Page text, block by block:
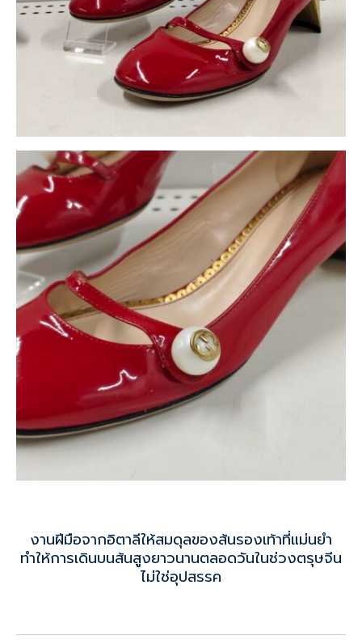
งานฝีมือจากอิตาลีให้สมดุลของส้นรองเท้าที่แม่นยำ
ทำให้การเดินบนส้นสูงยาวนานตลอดวันในช่วงตรุษจีน
ไม่ใช่อุปสรรค